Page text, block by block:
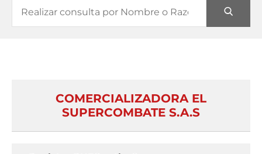
COMERCIALIZADORA EL
SUPERCOMBATE S.A.S